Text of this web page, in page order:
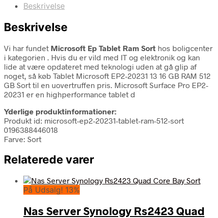
Beskrivelse
Beskrivelse
Vi har fundet Microsoft Ep Tablet Ram Sort hos boligcenter
i kategorien . Hvis du er vild med IT og elektronik og kan
lide at være opdateret med teknologi uden at gå glip af
noget, så køb Tablet Microsoft EP2-20231 13 16 GB RAM 512
GB Sort til en uovertruffen pris. Microsoft Surface Pro EP2-
20231 er en highperformance tablet d
Yderlige produktinformationer:
Produkt id: microsoft-ep2-20231-tablet-ram-512-sort
0196388446018
Farve: Sort
Relaterede varer
På Udsalg! 13%
Nas Server Synology Rs2423 Quad